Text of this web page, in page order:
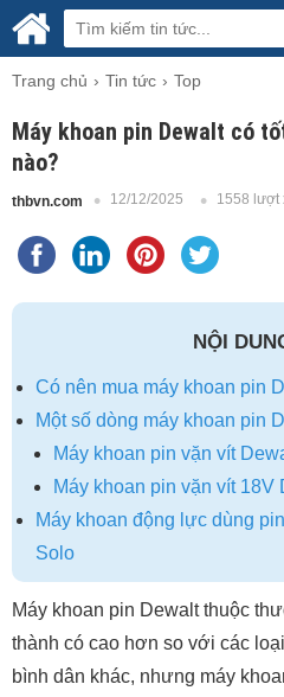
Trang chủ Tin tức Top
Máy khoan pin Dewalt có
nào?
thbvn.com 12/12/2025 1558 lượt
NỘI
Có nên mua máy khoan pin
Một số dòng máy khoan pin
Máy khoan pin vặn vít
Máy khoan pin vặn vít 18V
Máy khoan động lực dùng
Solo
Máy khoan pin Dewalt thuộc
thành có cao hơn so với các
bình dân khác, nhưng máy